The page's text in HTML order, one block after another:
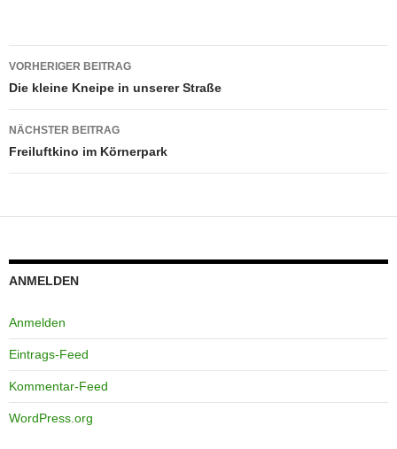
Beitragsnavigation
VORHERIGER BEITRAG
Die kleine Kneipe in unserer Straße
NÄCHSTER BEITRAG
Freiluftkino im Körnerpark
ANMELDEN
Anmelden
Eintrags-Feed
Kommentar-Feed
WordPress.org